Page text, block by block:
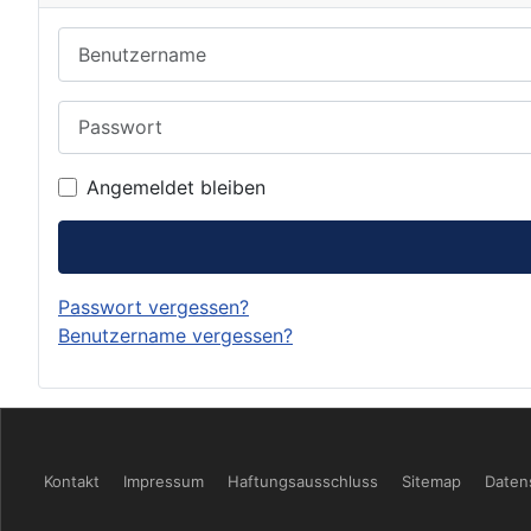
Angemeldet bleiben
Passwort vergessen?
Benutzername vergessen?
Kontakt Impressum Haftungsausschluss Sitemap